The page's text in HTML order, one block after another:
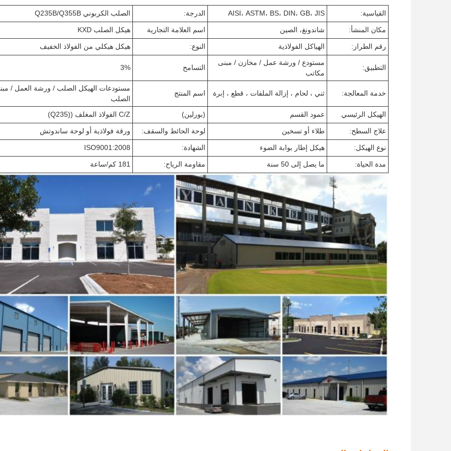
القياسية: AISI، ASTM، BS، DIN، GB، JIS الدرجة: الصلب الكربوني Q235B/Q355B
مكان المنشأ: شاندونغ، الصين اسم العلامة التجارية هيكل الصلب KXD
رقم الطراز: الهياكل الفولاذية النوع: هيكل هيكلي من الفولاذ الخفيف
التطبيق:
مستودع / ورشة عمل / مخازن / مبنى
مكاتب
التسامح 3%
خدمة المعالجة: ثني ، لحام ، إزالة الملفات ، قطع ، إبرة اسم المنتج
مستودعات الهيكل الصلب / ورشة العمل /
الصلب
الهيكل الرئيسي
عمود القسم (بورلين) C/Z الفولاذ المغلف ((Q235)
علاج السطح: طلاء أو تسخين لوحة الحائط والسقف: ورقة فولاذية أو لوحة ساندوتش
نوع الهيكل: هيكل إطار بوابة الضوء الشهادة: ISO9001:2008
مدة الحياة: ما يصل إلى 50 سنة مقاومة الرياح: 181 كم/ساعة